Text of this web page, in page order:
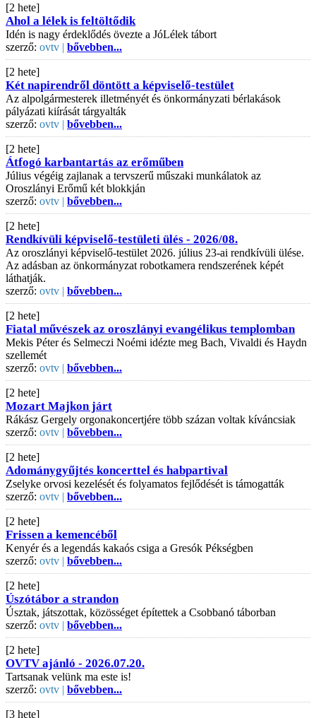
[2 hete]
Ahol a lélek is feltöltődik
Idén is nagy érdeklődés övezte a JóLélek tábort
szerző: ovtv | bővebben...
[2 hete]
Két napirendről döntött a képviselő-testület
Az alpolgármesterek illetményét és önkormányzati bérlakások
pályázati kiírását tárgyalták
szerző: ovtv | bővebben...
[2 hete]
Átfogó karbantartás az erőműben
Július végéig zajlanak a tervszerű műszaki munkálatok az
Oroszlányi Erőmű két blokkján
szerző: ovtv | bővebben...
[2 hete]
Rendkívüli képviselő-testületi ülés - 2026/08.
Az oroszlányi képviselő-testület 2026. július 23-ai rendkívüli ülése.
Az adásban az önkormányzat robotkamera rendszerének képét
láthatják.
szerző: ovtv | bővebben...
[2 hete]
Fiatal művészek az oroszlányi evangélikus templomban
Mekis Péter és Selmeczi Noémi idézte meg Bach, Vivaldi és Haydn
szellemét
szerző: ovtv | bővebben...
[2 hete]
Mozart Majkon járt
Rákász Gergely orgonakoncertjére több százan voltak kíváncsiak
szerző: ovtv | bővebben...
[2 hete]
Adománygyűjtés koncerttel és habpartival
Zselyke orvosi kezelését és folyamatos fejlődését is támogatták
szerző: ovtv | bővebben...
[2 hete]
Frissen a kemencéből
Kenyér és a legendás kakaós csiga a Gresók Pékségben
szerző: ovtv | bővebben...
[2 hete]
Úszótábor a strandon
Úsztak, játszottak, közösséget építettek a Csobbanó táborban
szerző: ovtv | bővebben...
[2 hete]
OVTV ajánló - 2026.07.20.
Tartsanak velünk ma este is!
szerző: ovtv | bővebben...
[3 hete]